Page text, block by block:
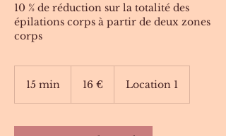
10 % de réduction sur la totalité des
épilations corps à partir de deux zones
corps
15 min
i
16 € Location 1